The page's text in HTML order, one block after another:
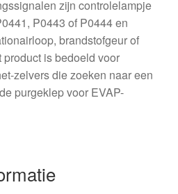
zijn controlelampje
P0443 of P0444 en
brandstofgeur of
is bedoeld voor
zelvers die zoeken naar een
purgeklep voor EVAP-